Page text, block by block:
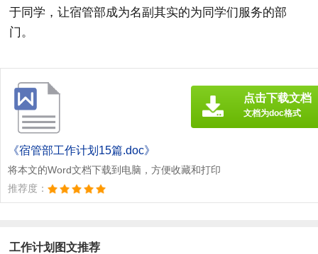
于同学，让宿管部成为名副其实的为同学们服务的部
门。
《宿管部工作计划15篇.doc》
将本文的Word文档下载到电脑，方便收藏和打印
推荐度：
点击下载文档
文档为doc格式
工作计划图文推荐